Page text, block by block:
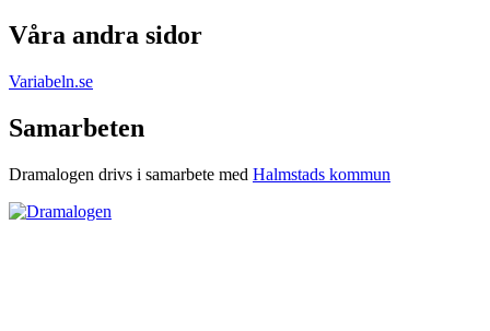
Våra andra sidor
Variabeln.se
Samarbeten
Dramalogen drivs i samarbete med Halmstads kommun